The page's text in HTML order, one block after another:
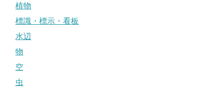
植物
標識・標示・看板
水辺
物
空
虫